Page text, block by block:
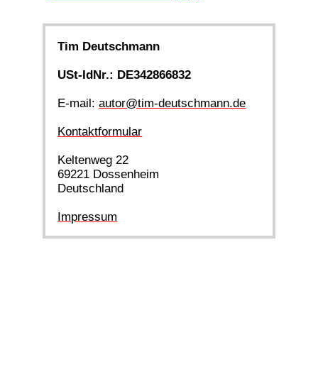
Tim Deutschmann
USt-IdNr.: DE342866832
E-mail:autor@tim-deutschmann.de
Kontaktformular
Keltenweg 22
69221 Dossenheim
Deutschland
Impressum